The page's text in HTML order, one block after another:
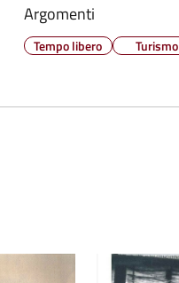
Argomenti
Tempo libero Turismo